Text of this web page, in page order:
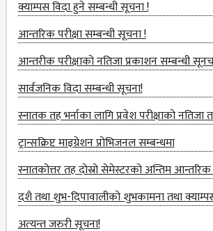
RESEARCH
MANAGEMENT
CELL
EDUCATIONAL
CONSULTANT
OTHER
COMMITTEE &
CELL
EXAMINATION
MANAGEMENT
क्याम्पस विदा हुने सम्बन्धी सूचना !
आन्‍तरिक परीक्षा सम्बन्धी सूचना !
आन्तरीक परीक्षाको नतिजा प्रकाशन सम्बन्धी
सार्वजनिक विदा सम्बन्धी सूचना!
स्नातक तह भर्नाका लागि प्रवेश परीक्षाको नतिजा
ट्रान्सक्रिप्ट माइग्रेशन प्रोभिजनल सम्बन्धमा
स्नातकोत्तर तह दोस्रो सेमेस्टरको अन्तिम आन्तरिक
दशै तथा शुभ-दिपावालीको शुभकामना तथा
अत्‍यन्‍त जरुरी सूचना!